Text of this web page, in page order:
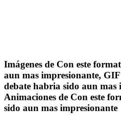
Imágenes de Con este
aun mas impresionante,
debate habria sido aun mas
Animaciones de Con este
sido aun mas impresionante